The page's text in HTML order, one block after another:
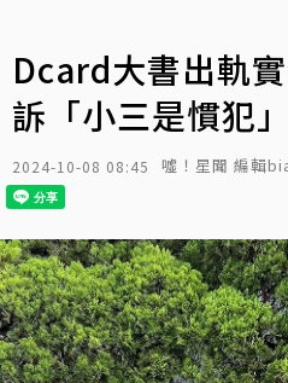
Dcard大書出軌
訴「小三是慣犯」
2024-10-08 08:45 噓！星聞 編輯